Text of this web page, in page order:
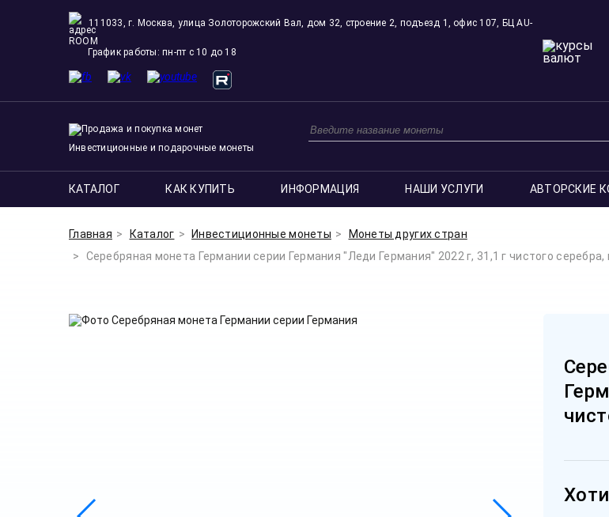
111033, г. Москва, улица Золоторожский Вал, дом 32, строение 2, подъезд 1, офис 107, БЦ AU-
ROOM
График работы: пн-пт с 10 до 18
Инвестиционные и подарочные монеты
КАТАЛОГ КАК КУПИТЬ ИНФОРМАЦИЯ НАШИ УСЛУГИ АВТОРСКИЕ
Главная Каталог Инвестиционные монеты
Монеты других стран
Серебряная монета Германии серии Германия "Леди Германия" 2022 г, 31,1 г чистого серебра,